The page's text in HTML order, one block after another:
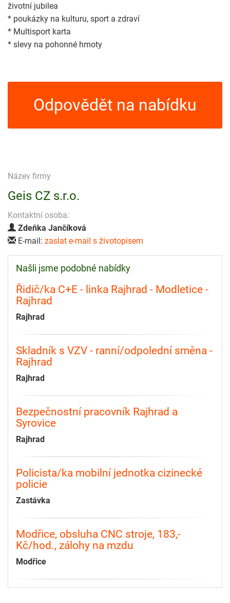
životní jubilea
* poukázky na kulturu, sport a zdraví
* Multisport karta
* slevy na pohonné hmoty
Odpovědět na nabídku
Název firmy
Geis CZ s.r.o.
Kontaktní osoba:
Zdeňka Jančíková
E-mail: zaslat e-mail s životopisem
Našli jsme podobné nabídky
Řidič/ka C+E - linka Rajhrad - Modletice -
Rajhrad
Rajhrad
Skladník s VZV - ranní/odpolední směna -
Rajhrad
Rajhrad
Bezpečnostní pracovník Rajhrad a
Syrovice
Rajhrad
Policista/ka mobilní jednotka cizinecké
policie
Zastávka
Modřice, obsluha CNC stroje, 183,-
Kč/hod., zálohy na mzdu
Modřice